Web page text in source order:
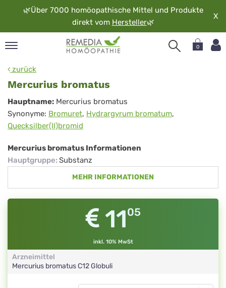
🌿Über 7000 homöopathische Mittel und Produkte
direkt vom Hersteller🌿
X
0
zurück
Mercurius bromatus
Mercurius
bromatus
Hauptname: Mercurius bromatus
Synonyme: Bromuret, Hydrargyrum bromatum,
Quecksilber(II)bromid
Mercurius bromatus Informationen
Hauptgruppe: Substanz
MEHR INFORMATIONEN
1105
inkl. 10% MwSt
Arzneimittel
Mercurius bromatusC12Globuli